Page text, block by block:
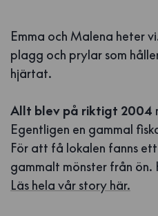
Emma och Malena heter
plagg och prylar som
hjärtat.
Allt blev på riktigt 2004
Egentligen en gammal
För att få lokalen fanns
gammalt mönster från
Läs hela vår story här.